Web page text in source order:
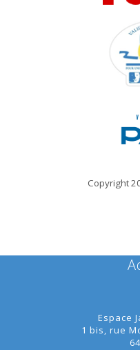
Copyright
Espace
1 bis, rue